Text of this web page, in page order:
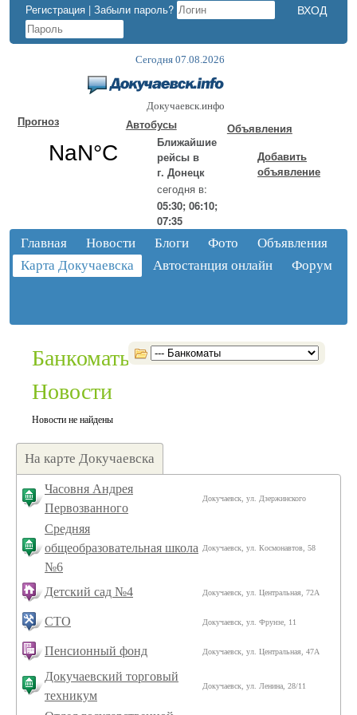
Регистрация | Забыли пароль?
Сегодня 07.08.2026
Докучаевск.инфо
Прогноз
Автобусы
Ближайшие
рейсы в
г. Донецк
сегодня в:
05:30; 06:10;
07:35
Объявления
Добавить
объявление
Главная Новости Блоги Фото
Объявления
Карта Докучаевска
Автостанция онлайн Форум
Банкоматы:
Новости
Новости не найдены
На карте Докучаевска
Часовня Андрея
Первозванного
Докучаевск, ул. Дзержинского
Средняя
общеобразовательная школа
№6
Докучаевск, ул. Космонавтов, 58
Детский сад №4 Докучаевск, ул. Центральная, 72А
СТО Докучаевск, ул. Фрунзе, 11
Пенсионный фонд Докучаевск, ул. Центральная, 47А
Докучаевский торговый
техникум
Докучаевск, ул. Ленина, 28/11